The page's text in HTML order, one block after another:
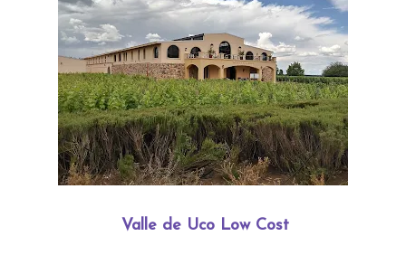
Valle de Uco Low Cost